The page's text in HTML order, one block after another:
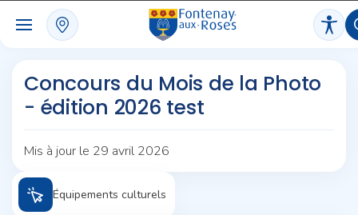
Concours du Mois de la Photo
- édition 2026 test
Mis à jour le 29 avril 2026
Équipements culturels
Panneau de gestion des cookies